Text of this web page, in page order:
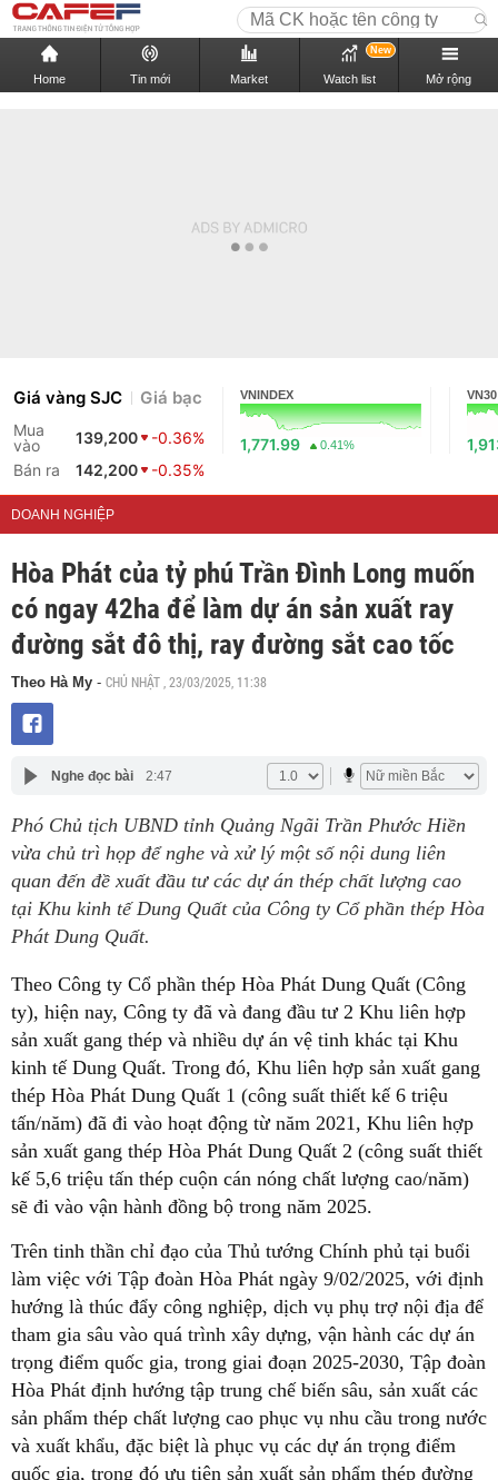
Home Tin mới Market Watch list
New
Mở rộng
Giá vàng SJC Giá bạc
Mua
vào
139,200
-0.36%
Bán ra
142,200 -0.35%
VNINDEX
1,771.99 0.41%
VN30
DOANH NGHIỆP
Hòa Phát của tỷ phú Trần Đình Long muốn
có ngay 42ha để làm dự án sản xuất ray
đường sắt đô thị, ray đường sắt cao tốc
Theo Hà My - CHỦ NHẬT , 23/03/2025, 11:38
Nghe đọc bài 2:47
Phó Chủ tịch UBND tỉnh Quảng Ngãi Trần Phước Hiền
vừa chủ trì họp để nghe và xử lý một số nội dung liên
quan đến đề xuất đầu tư các dự án thép chất lượng cao
tại Khu kinh tế Dung Quất của Công ty Cổ phần thép Hòa
Phát Dung Quất.
Theo Công ty Cổ phần thép Hòa Phát Dung Quất (Công
ty), hiện nay, Công ty đã và đang đầu tư 2 Khu liên hợp
sản xuất gang thép và nhiều dự án vệ tinh khác tại Khu
kinh tế Dung Quất. Trong đó, Khu liên hợp sản xuất gang
thép Hòa Phát Dung Quất 1 (công suất thiết kế 6 triệu
tấn/năm) đã đi vào hoạt động từ năm 2021, Khu liên hợp
sản xuất gang thép Hòa Phát Dung Quất 2 (công suất thiết
kế 5,6 triệu tấn thép cuộn cán nóng chất lượng cao/năm)
sẽ đi vào vận hành đồng bộ trong năm 2025.
Trên tinh thần chỉ đạo của Thủ tướng Chính phủ tại buổi
làm việc với Tập đoàn Hòa Phát ngày 9/02/2025, với định
hướng là thúc đẩy công nghiệp, dịch vụ phụ trợ nội địa để
tham gia sâu vào quá trình xây dựng, vận hành các dự án
trọng điểm quốc gia, trong giai đoạn 2025-2030, Tập đoàn
Hòa Phát định hướng tập trung chế biến sâu, sản xuất các
sản phẩm thép chất lượng cao phục vụ nhu cầu trong nước
và xuất khẩu, đặc biệt là phục vụ các dự án trọng điểm
quốc gia, trong đó ưu tiên sản xuất sản phẩm thép đường